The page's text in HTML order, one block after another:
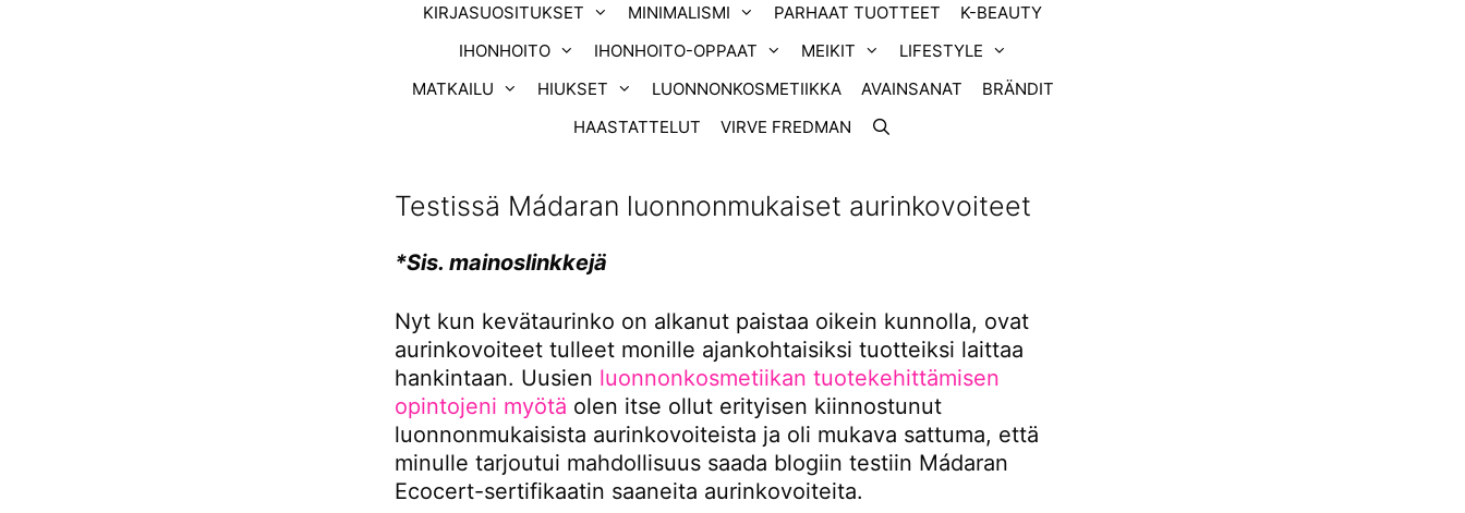
KIRJASUOSITUKSET MINIMALISMI PARHAAT TUOTTEET
K-BEAUTY
IHONHOITO
IHONHOITO-OPPAAT MEIKIT
LIFESTYLE
MATKAILU
HIUKSET LUONNONKOSMETIIKKA AVAINSANAT
BRÄNDIT
HAASTATTELUT
VIRVE FREDMAN
Testissä Mádaran luonnonmukaiset aurinkovoiteet
*Sis. mainoslinkkejä
Nyt kun kevätaurinko on alkanut paistaa oikein kunnolla, ovat
aurinkovoiteet tulleet monille ajankohtaisiksi tuotteiksi laittaa
hankintaan. Uusien luonnonkosmetiikan tuotekehittämisen
opintojeni myötä olen itse ollut erityisen kiinnostunut
luonnonmukaisista aurinkovoiteista ja oli mukava sattuma, että
minulle tarjoutui mahdollisuus saada blogiin testiin Mádaran
Ecocert-sertifikaatin saaneita aurinkovoiteita.